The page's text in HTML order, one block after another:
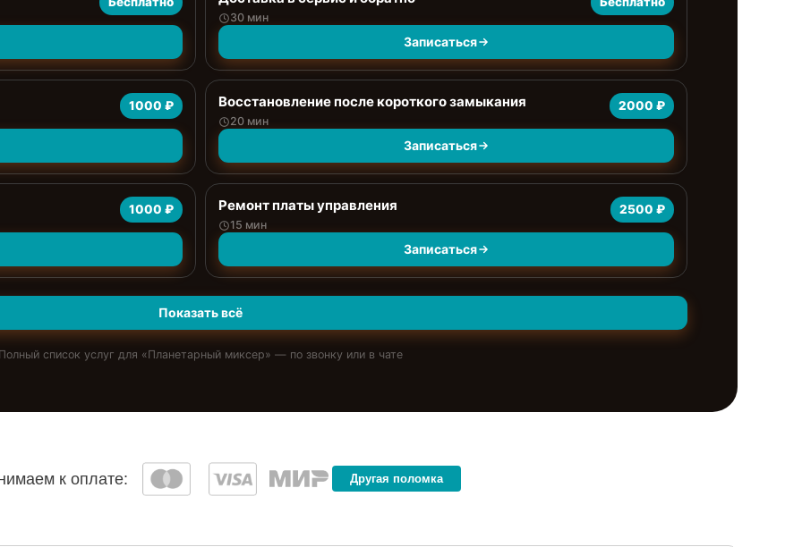
30 мин
Записаться
1000 ₽ Восстановление после короткого замыкания
20 мин
2000 ₽
Записаться
1000 ₽ Ремонт платы управления
15 мин
2500 ₽
Записаться
Показать всё
список услуг для «Планетарный миксер» — по звонку или в чате
к оплате: Другая поломка